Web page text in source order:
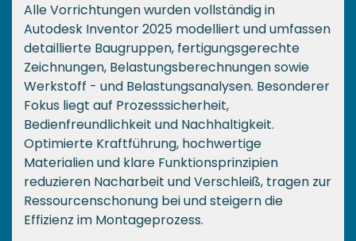
Alle Vorrichtungen wurden vollständig in
Autodesk Inventor 2025 modelliert und umfassen
detaillierte Baugruppen, fertigungsgerechte
Zeichnungen, Belastungsberechnungen sowie
Werkstoff - und Belastungsanalysen. Besonderer
Fokus liegt auf Prozesssicherheit,
Bedienfreundlichkeit und Nachhaltigkeit.
Optimierte Kraftführung, hochwertige
Materialien und klare Funktionsprinzipien
reduzieren Nacharbeit und Verschleiß, tragen zur
Ressourcenschonung bei und steigern die
Effizienz im Montageprozess.